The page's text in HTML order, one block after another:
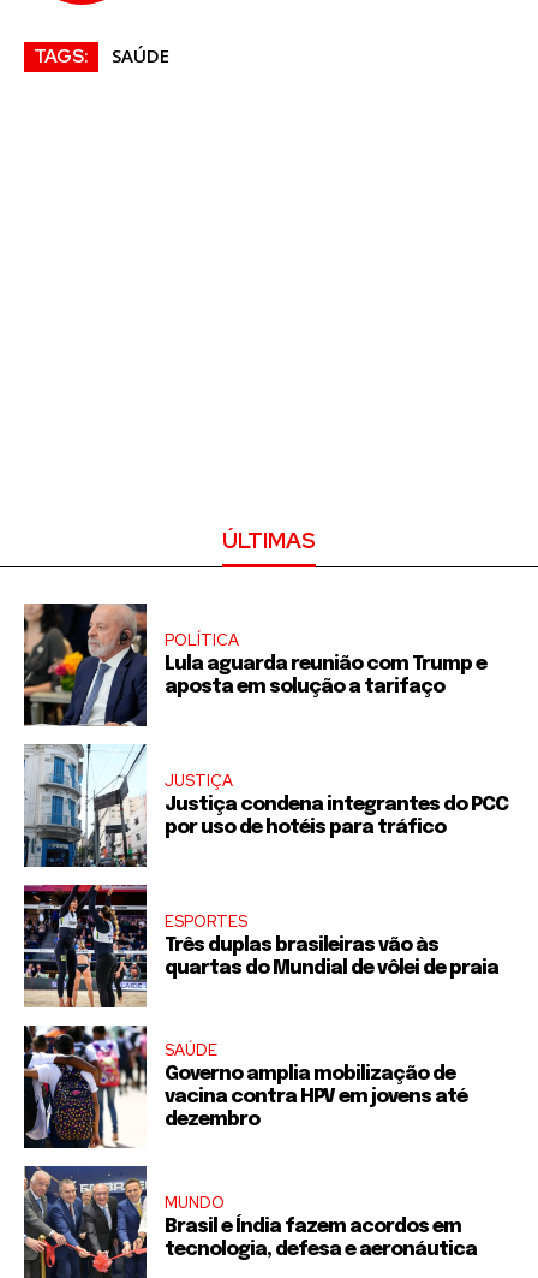
TAGS: SAÚDE
ÚLTIMAS
POLÍTICA
Lula aguarda reunião com Trump e
aposta em solução a tarifaço
JUSTIÇA
Justiça condena integrantes do PCC
por uso de hotéis para tráfico
ESPORTES
Três duplas brasileiras vão às
quartas do Mundial de vôlei de praia
SAÚDE
Governo amplia mobilização de
vacina contra HPV em jovens até
dezembro
MUNDO
Brasil e Índia fazem acordos em
tecnologia, defesa e aeronáutica